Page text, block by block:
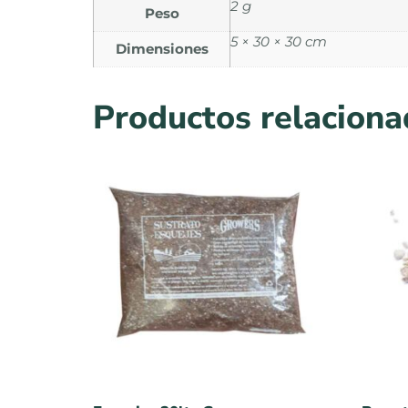
Peso 2 g
Dimensiones 5 × 30 × 30 cm
Productos